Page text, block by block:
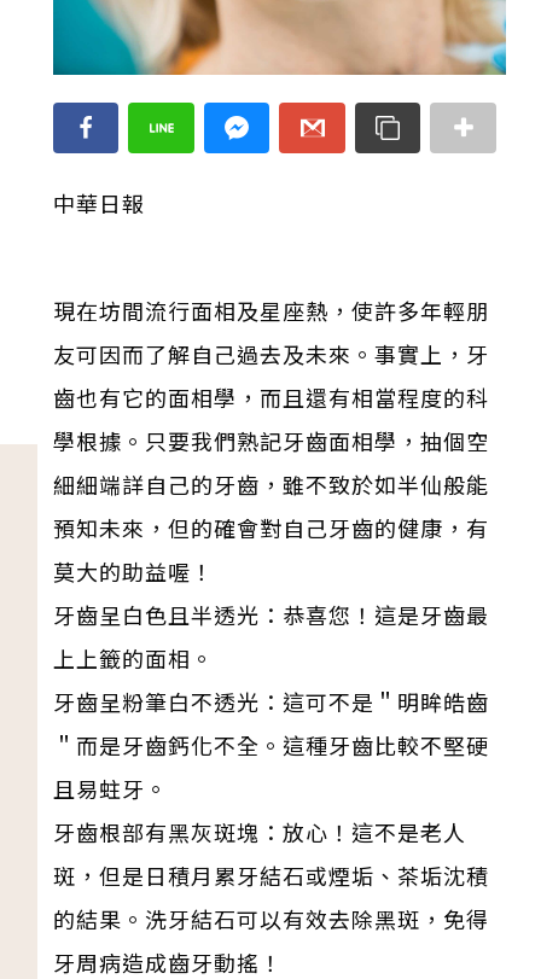
中華日報
現在坊間流行面相及星座熱，使許多年輕朋
友可因而了解自己過去及未來。事實上，牙
齒也有它的面相學，而且還有相當程度的科
學根據。只要我們熟記牙齒面相學，抽個空
細細端詳自己的牙齒，雖不致於如半仙般能
預知未來，但的確會對自己牙齒的健康，有
莫大的助益喔！
牙齒呈白色且半透光：恭喜您！這是牙齒最
上上籤的面相。
牙齒呈粉筆白不透光：這可不是＂明眸皓齒
＂而是牙齒鈣化不全。這種牙齒比較不堅硬
且易蛀牙。
牙齒根部有黑灰斑塊：放心！這不是老人
斑，但是日積月累牙結石或煙垢、茶垢沈積
的結果。洗牙結石可以有效去除黑斑，免得
牙周病造成齒牙動搖！